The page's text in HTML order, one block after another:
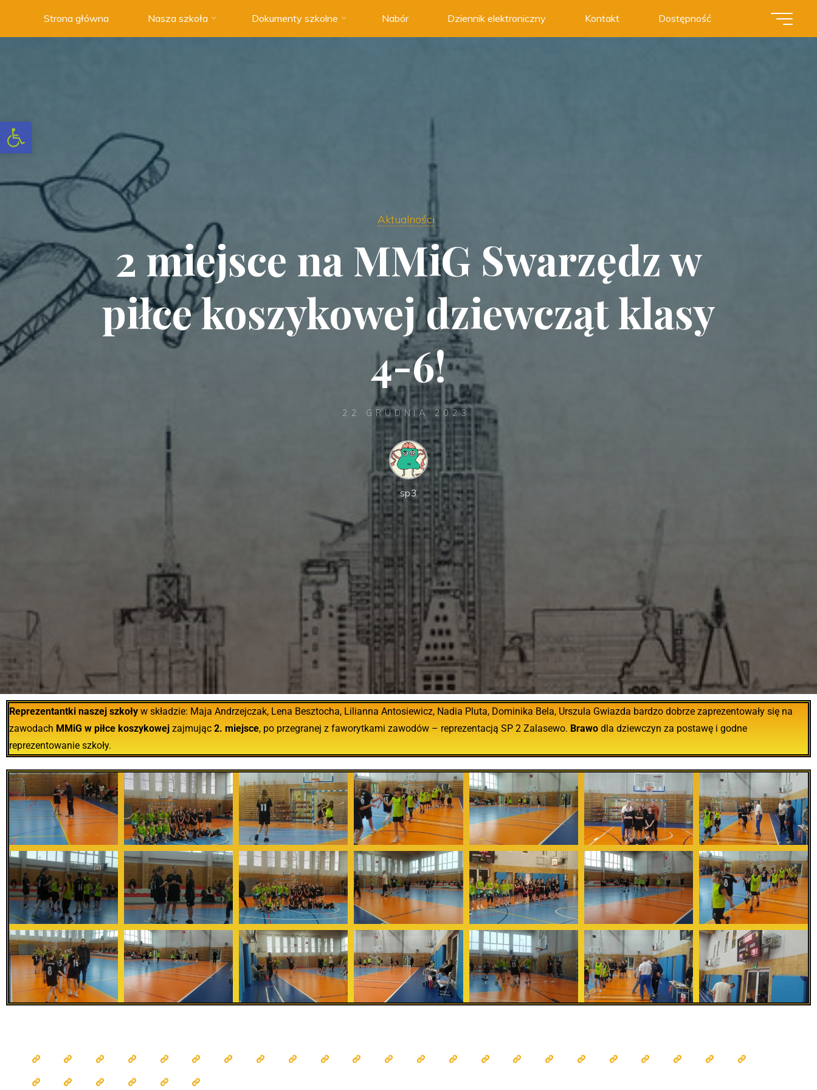
Otwórz pasek narzędzi
Z
Strona główna Nasza szkoła Dokumenty szkolne Nabór Dziennik elektroniczny Kontakt Dostępność
Aktualności
2 miejsce na MMiG Swarzędz w
piłce koszykowej dziewcząt klasy
4-6!
22 GRUDNIA 2023
sp3
Reprezentantki naszej szkoły w składzie: Maja Andrzejczak, Lena Besztocha, Lilianna Antosiewicz, Nadia Pluta, Dominika Bela, Urszula Gwiazda bardzo dobrze zaprezentowały się na
zawodach MMiG w piłce koszykowej zajmując 2. miejsce, po przegranej z faworytkami zawodów – reprezentacją SP 2 Zalasewo. Brawo dla dziewczyn za postawę i godne
reprezentowanie szkoły.